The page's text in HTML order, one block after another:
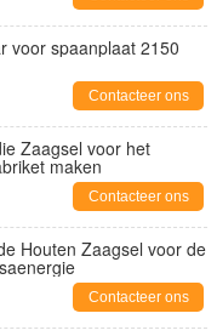
voor spaanplaat 2150
Contacteer ons
Zaagsel voor het
maken
Contacteer ons
Houten Zaagsel voor de
Contacteer ons